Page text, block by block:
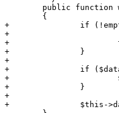
+		if (!empty($dp[Cache::TAGS]) || isset($dp[Cache::PRIORITY]) || !empty($dp[Cache::ITEMS])
+			|| !empty($dp[Cache::EXPIRE]) || !empty($dp[Cache::SLIDING])) {
+			throw new NotSupportedException('Tags, priority, dependent items, expiration and sliding expiration are not supported by DummyStorage.');
+		}
+
+		if ($data instanceof Callback || $data instanceof Closure) {
+			$data = $data->__invoke();
+		}
+
+		$this->data[$key] = $data;